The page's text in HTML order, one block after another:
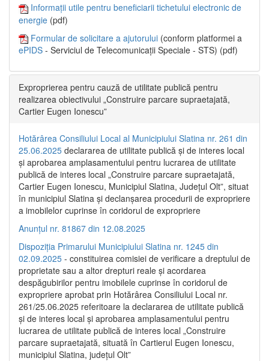
Informații utile pentru beneficiarii tichetului electronic de
energie (pdf)
Formular de solicitare a ajutorului (conform platformei a
ePIDS - Serviciul de Telecomunicații Speciale - STS) (pdf)
Exproprierea pentru cauză de utilitate publică pentru
realizarea obiectivului „Construire parcare supraetajată,
Cartier Eugen Ionescu”
Hotărârea Consiliului Local al Municipiului Slatina nr. 261 din
25.06.2025 declararea de utilitate publică și de interes local
și aprobarea amplasamentului pentru lucrarea de utilitate
publică de interes local „Construire parcare supraetajată,
Cartier Eugen Ionescu, Municipiul Slatina, Județul Olt”, situat
în municipiul Slatina și declanșarea procedurii de expropriere
a imobilelor cuprinse în coridorul de expropriere
Anunțul nr. 81867 din 12.08.2025
Dispoziția Primarului Municipiului Slatina nr. 1245 din
02.09.2025 - constituirea comisiei de verificare a dreptului de
proprietate sau a altor drepturi reale și acordarea
despăgubirilor pentru imobilele cuprinse în coridorul de
expropriere aprobat prin Hotărârea Consiliului Local nr.
261/25.06.2025 referitoare la declararea de utilitate publică
și de interes local și aprobarea amplasamentului pentru
lucrarea de utilitate publică de interes local „Construire
parcare supraetajată, situată în Cartierul Eugen Ionescu,
municipiul Slatina, județul Olt”